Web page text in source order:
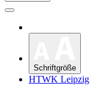
Schriftgröße
HTWK Leipzig